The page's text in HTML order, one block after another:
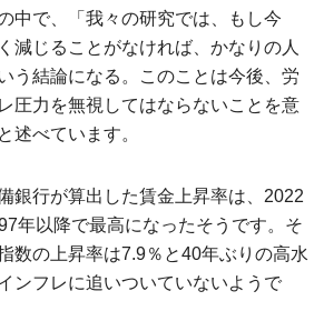
中で、「我々の研究では、もし今
減じることがなければ、かなりの人
う結論になる。このことは今後、労
圧力を無視してはならないことを意
述べています。
銀行が算出した賃金上昇率は、2022
年以降で最高になったそうです。そ
数の上昇率は7.9％と40年ぶりの高水
ンフレに追いついていないようで